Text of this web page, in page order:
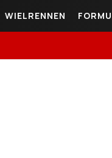
WIELRENNEN